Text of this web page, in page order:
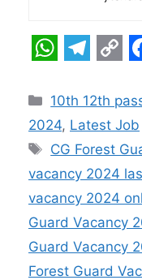
h
a
t
s
A
p
p
e
l
e
g
r
a
m
o
p
y
L
i
n
k
c
k
Categories
10th 12th
2024, Latest Job
Tags
CG Forest
vacancy 2024
vacancy 2024
Guard Vacancy
Guard Vacancy
Forest Guard